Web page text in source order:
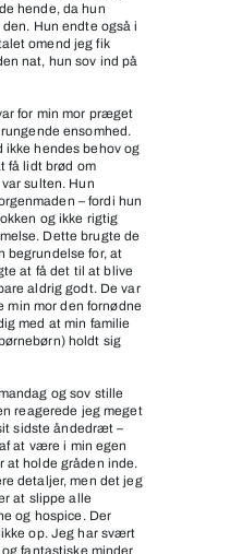
hende, da hun
Hun endte også i
omend jeg fik
nat, hun sov ind på
for min mor præget
ensomhed.
ikke hendes behov og
få lidt brød om
sulten. Hun
– fordi hun
og ikke rigtig
Dette brugte de
begrundelse for, at
at få det til at blive
aldrig godt. De var
min mor den fornødne
med at min familie
holdt sig
og sov stille
reagerede jeg meget
sidste åndedræt –
at være i min egen
at holde gråden inde.
detaljer, men det jeg
at slippe alle
og hospice. Der
op. Jeg har svært
fantastiske minder